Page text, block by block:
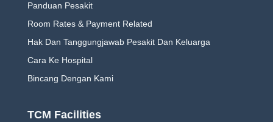
Panduan Pesakit
Room Rates & Payment Related
Hak Dan Tanggungjawab Pesakit Dan Keluarga
Cara Ke Hospital
Bincang Dengan Kami
TCM Facilities